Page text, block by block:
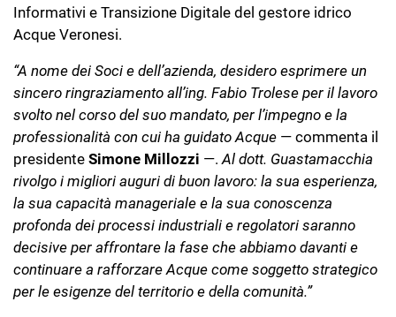
Informativi e Transizione Digitale del gestore idrico
Acque Veronesi.
“A nome dei Soci e dell’azienda, desidero esprimere un
sincero ringraziamento all’ing. Fabio Trolese per il lavoro
svolto nel corso del suo mandato, per l’impegno e la
professionalità con cui ha guidato Acque — commenta il
presidente Simone Millozzi —. Al dott. Guastamacchia
rivolgo i migliori auguri di buon lavoro: la sua esperienza,
la sua capacità manageriale e la sua conoscenza
profonda dei processi industriali e regolatori saranno
decisive per affrontare la fase che abbiamo davanti e
continuare a rafforzare Acque come soggetto strategico
per le esigenze del territorio e della comunità.”